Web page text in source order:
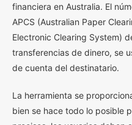
financiera en Australia. El
APCS (Australian Paper
Electronic Clearing System)
transferencias de dinero, se
de cuenta del destinatario.
La herramienta se
bien se hace todo lo posible